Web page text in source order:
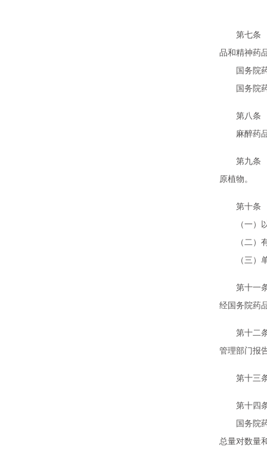
第七条 国
品和精神药
国务院药
国务院药
第八条 麻
麻醉药品
第九条 麻
原植物。
第十条 开
（一）以
（二）有
（三）单
第十一条
经国务院药
第十二条
管理部门报
第十三条
第十四条
国务院药
总量对数量